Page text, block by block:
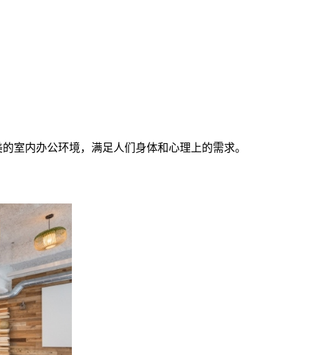
室内办公环境，满足人们身体和心理上的需求。